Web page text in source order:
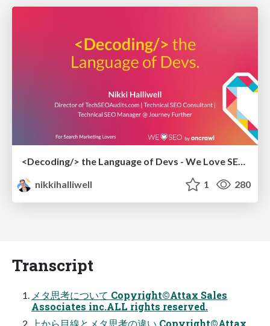
nikkihalliwell
1 280
Transcript
メタ思考について Copyright©Attax Sales
Associates inc.ALL rights reserved.
上から目線とメタ思考の違い Copyright©Attax